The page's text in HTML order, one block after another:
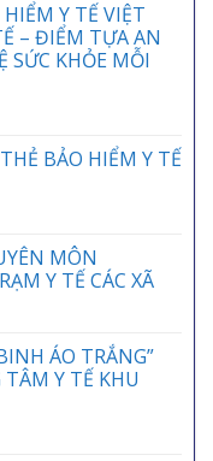
Y TẾ VIỆT
– ĐIỂM TỰA AN
SỨC KHỎE MỖI
BẢO HIỂM Y TẾ
MÔN
Y TẾ CÁC XÃ
ÁO TRẮNG”
Y TẾ KHU